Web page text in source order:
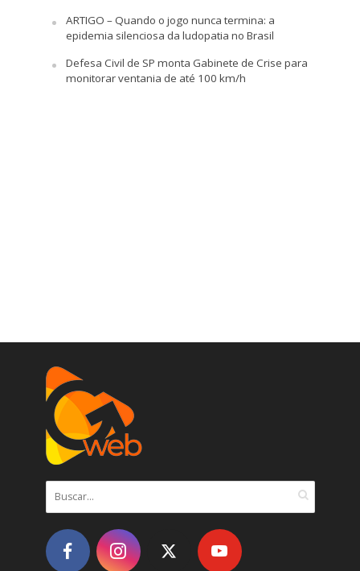
ARTIGO – Quando o jogo nunca termina: a
epidemia silenciosa da ludopatia no Brasil
Defesa Civil de SP monta Gabinete de Crise para
monitorar ventania de até 100 km/h